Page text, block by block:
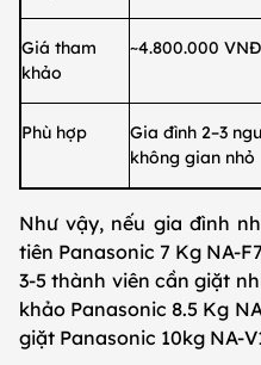
Giá tham
khảo
~4.800.000 VNĐ
Phù hợp
Gia đình 2–3
không gian nhỏ
Như vậy, nếu gia đình
tiên Panasonic 7 Kg NA-
3-5 thành viên cần giặt
khảo Panasonic 8.5 Kg
giặt Panasonic 10kg NA-